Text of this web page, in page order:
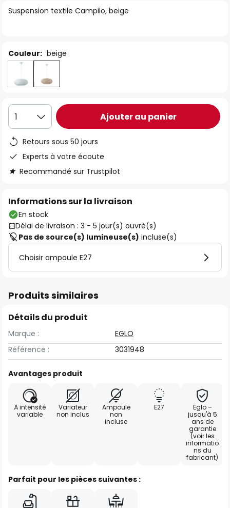
ofSuspension textile Campilo, beige
Couleur: beige
1 Ajouter au panier
Retours sous 50 jours
Experts à votre écoute
Recommandé sur Trustpilot
Informations sur la livraison
En stock
Délai de livraison : 3 - 5 jour(s) ouvré(s)
Pas de source(s) lumineuse(s) incluse(s)
Choisir ampoule E27
Produits similaires
Détails du produit
Marque :
EGLO
Référence :
3031948
Avantages produit
À intensité
variable
Variateur
non inclus
Ampoule
non
incluse
E27
Eglo –
jusqu'à 5
ans de
garantie
(voir les
informatio
ns du
fabricant)
Parfait pour les pièces suivantes :